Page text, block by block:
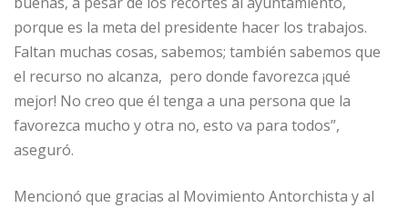
porque es la meta del presidente hacer los trabajos.
Faltan muchas cosas, sabemos; también sabemos que
el recurso no alcanza, pero donde favorezca ¡qué
mejor! No creo que él tenga a una persona que la
favorezca mucho y otra no, esto va para todos”,
aseguró.
Mencionó que gracias al Movimiento Antorchista y al